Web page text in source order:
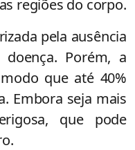
regiões do corpo.
pela ausência
Porém, a
que até 40%
Embora seja mais
que pode